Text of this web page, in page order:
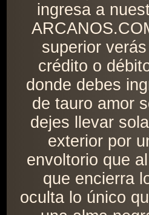
ingresa a
superior
crédito o
donde debes
de tauro amor
dejes llevar
exterior por
envoltorio que
que encierra
oculta lo único